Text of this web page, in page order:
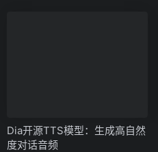
Dia开源TTS模型：生成高自然
度对话音频